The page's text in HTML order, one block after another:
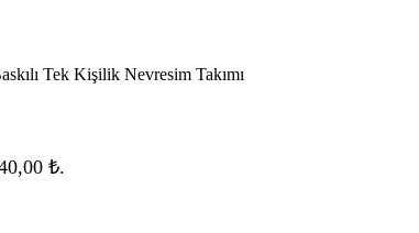
Tek Kişilik Nevresim Takımı
₺.